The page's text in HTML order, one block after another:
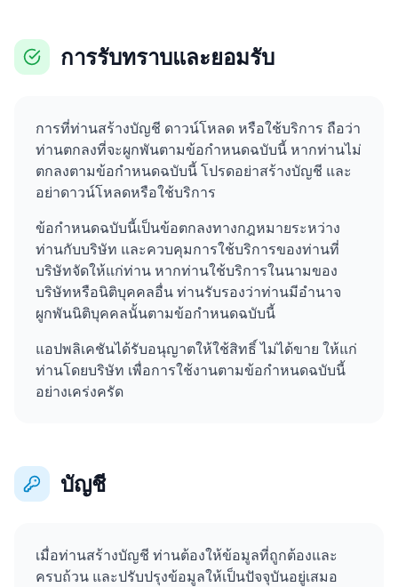
การรับทราบและยอมรับ
การที่ท่านสร้างบัญชี ดาวน์โหลด หรือใช้บริการ ถือว่า
ท่านตกลงที่จะผูกพันตามข้อกำหนดฉบับนี้ หากท่านไม่
ตกลงตามข้อกำหนดฉบับนี้ โปรดอย่าสร้างบัญชี และ
อย่าดาวน์โหลดหรือใช้บริการ
ข้อกำหนดฉบับนี้เป็นข้อตกลงทางกฎหมายระหว่าง
ท่านกับบริษัท และควบคุมการใช้บริการของท่านที่
บริษัทจัดให้แก่ท่าน หากท่านใช้บริการในนามของ
บริษัทหรือนิติบุคคลอื่น ท่านรับรองว่าท่านมีอำนาจ
ผูกพันนิติบุคคลนั้นตามข้อกำหนดฉบับนี้
แอปพลิเคชันได้รับอนุญาตให้ใช้สิทธิ์ ไม่ได้ขาย ให้แก่
ท่านโดยบริษัท เพื่อการใช้งานตามข้อกำหนดฉบับนี้
อย่างเคร่งครัด
บัญชี
เมื่อท่านสร้างบัญชี ท่านต้องให้ข้อมูลที่ถูกต้องและ
ครบถ้วน และปรับปรุงข้อมูลให้เป็นปัจจุบันอยู่เสมอ